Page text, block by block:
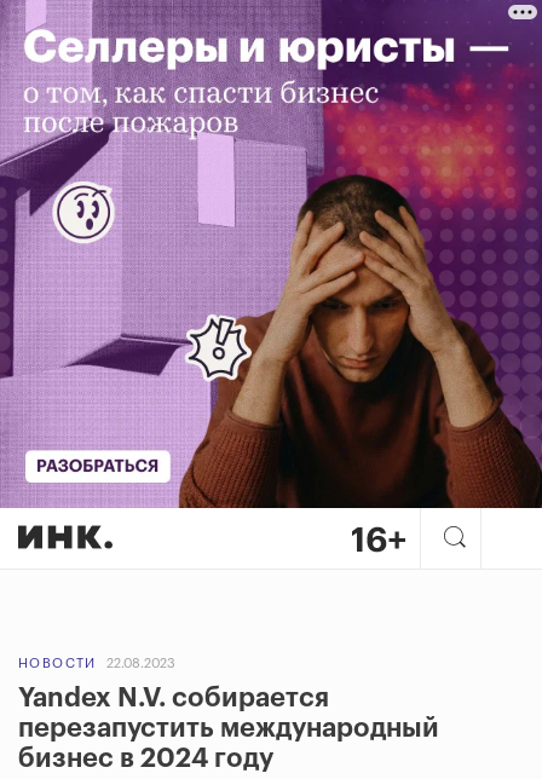
НОВОСТИ 22.08.2023
Yandex N.V. собирается
перезапустить международный
бизнес в 2024 году